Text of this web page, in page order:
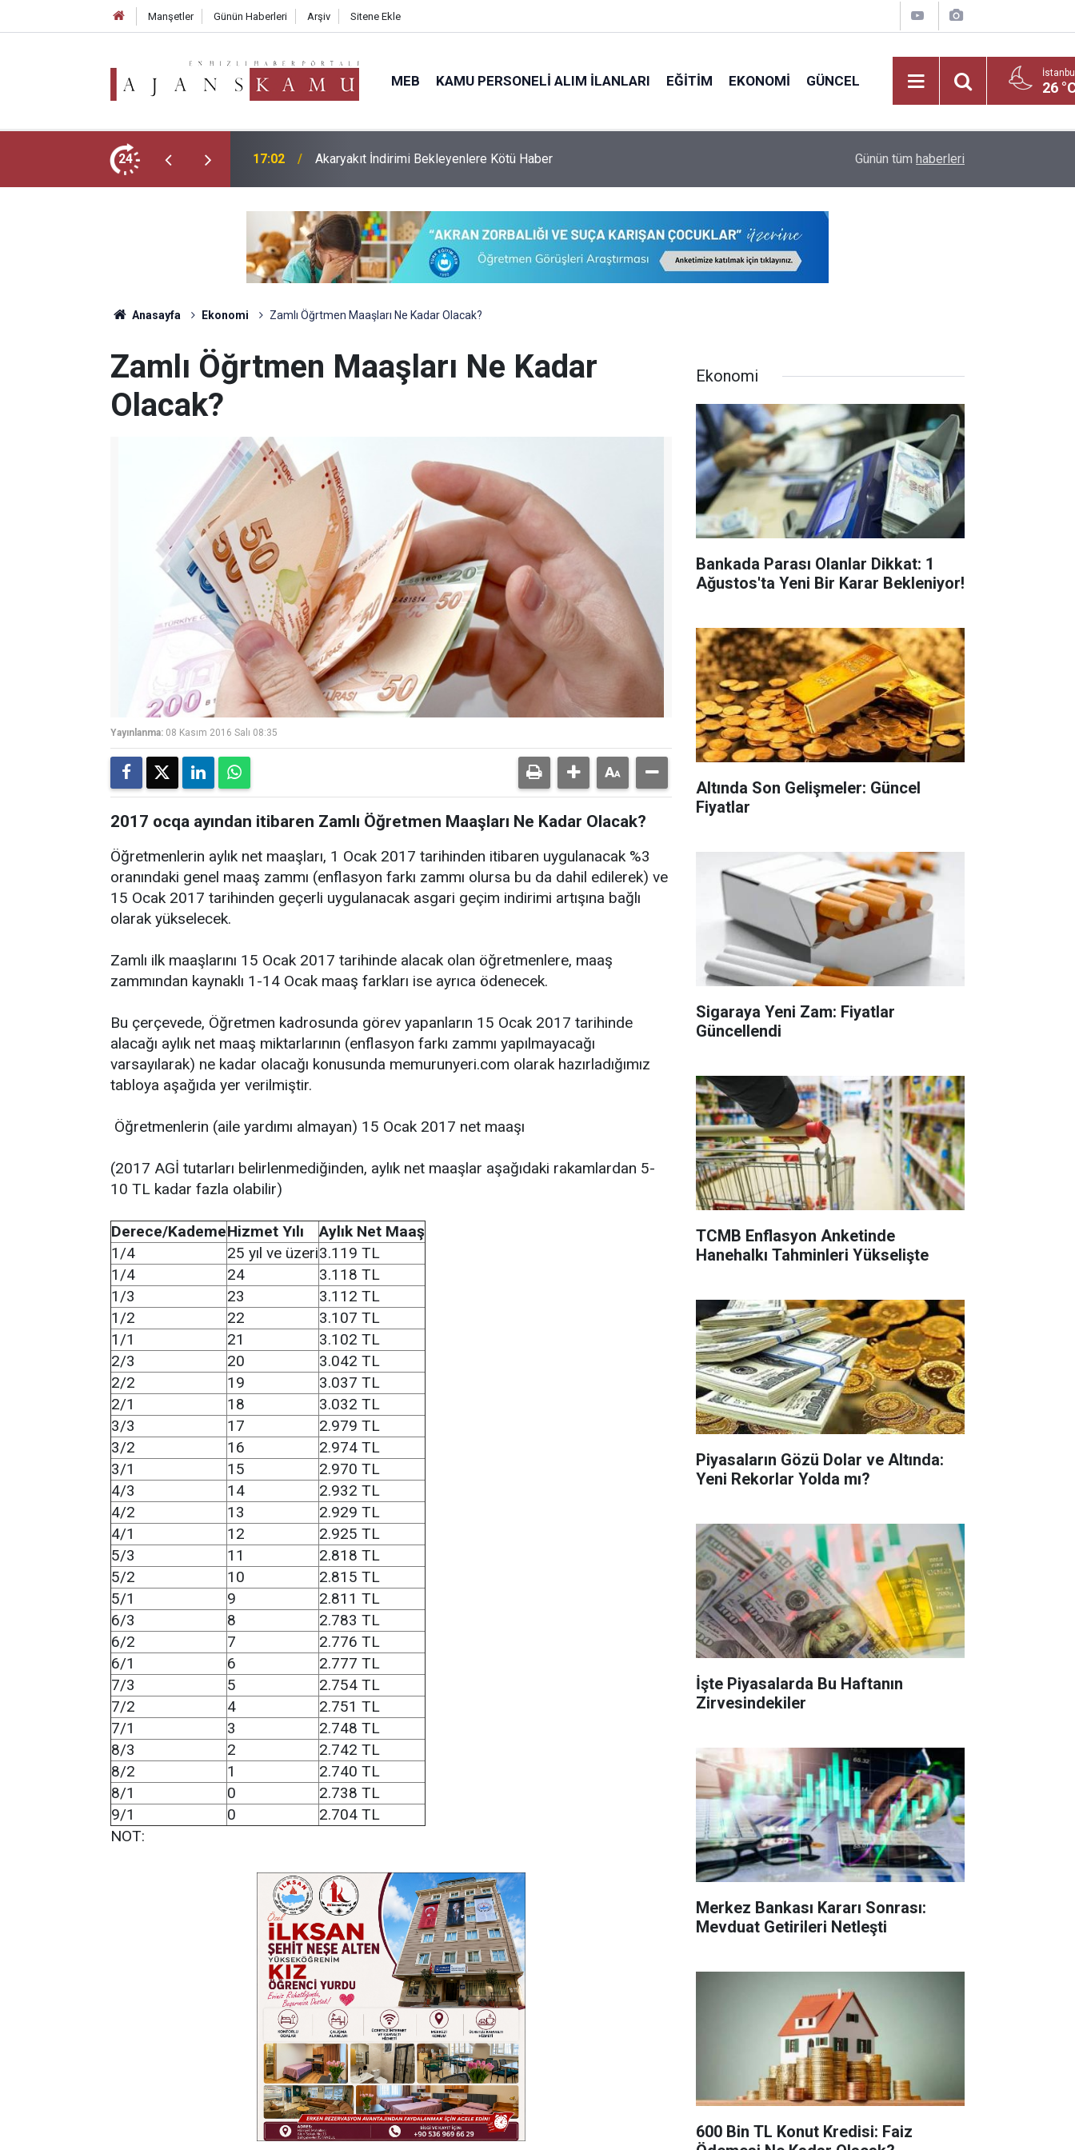
Manşetler Günün Haberleri Arşiv Sitene Ekle
MEB KAMU PERSONELI ALIM İLANLARI EĞITIM EKONOMI GÜNCEL 26
24 15:58 Motorine İndirim Gelecek, İndirim Tutarları Açıklandı İlkokul ve Ortaokullarda Nakil Dönemi Başladı:
Günün tüm haberleri
Anasayfa Ekonomi Zamlı Öğrtmen Maaşları Ne Kadar Olacak?
Zamlı Öğrtmen Maaşları Ne Kadar
Olacak?
Yayınlanma: 08 Kasım 2016 Salı 08:35
2017 ocqa ayından itibaren Zamlı Öğretmen Maaşları Ne Kadar Olacak?
Öğretmenlerin aylık net maaşları, 1 Ocak 2017 tarihinden itibaren uygulanacak %3
oranındaki genel maaş zammı (enflasyon farkı zammı olursa bu da dahil edilerek) ve
15 Ocak 2017 tarihinden geçerli uygulanacak asgari geçim indirimi artışına bağlı
olarak yükselecek.
Zamlı ilk maaşlarını 15 Ocak 2017 tarihinde alacak olan öğretmenlere, maaş
zammından kaynaklı 1-14 Ocak maaş farkları ise ayrıca ödenecek.
Bu çerçevede, Öğretmen kadrosunda görev yapanların 15 Ocak 2017 tarihinde
alacağı aylık net maaş miktarlarının (enflasyon farkı zammı yapılmayacağı
varsayılarak) ne kadar olacağı konusunda memurunyeri.com olarak hazırladığımız
tabloya aşağıda yer verilmiştir.
Öğretmenlerin (aile yardımı almayan) 15 Ocak 2017 net maaşı
(2017 AGİ tutarları belirlenmediğinden, aylık net maaşlar aşağıdaki rakamlardan 5-
10 TL kadar fazla olabilir)
Derece/KademeHizmet Yılı
Aylık Net Maaş
1/4
25 yıl ve üzeri3.119 TL
1/4
24
3.118 TL
1/3
23
3.112 TL
1/2
22
3.107 TL
1/1
21
3.102 TL
2/3
20
3.042 TL
2/2
19
3.037 TL
2/1
18
3.032 TL
3/3
17
2.979 TL
3/2
16
2.974 TL
3/1
15
2.970 TL
4/3
14
2.932 TL
4/2
13
2.929 TL
4/1
12
2.925 TL
5/3
11
2.818 TL
5/2
10
2.815 TL
5/1
9
2.811 TL
6/3
8
2.783 TL
6/2
7
2.776 TL
6/1
6
2.777 TL
7/3
5
2.754 TL
7/2
4
2.751 TL
7/1
3
2.748 TL
8/3
2
2.742 TL
8/2
1
2.740 TL
8/1
0
2.738 TL
9/1
0
2.704 TL
NOT:
Ekonomi
Bankada Parası Olanlar Dikkat: 1
Ağustos'ta Yeni Bir Karar Bekleniyor!
Altında Son Gelişmeler: Güncel
Fiyatlar
Sigaraya Yeni Zam: Fiyatlar
Güncellendi
TCMB Enflasyon Anketinde
Hanehalkı Tahminleri Yükselişte
Piyasaların Gözü Dolar ve Altında:
Yeni Rekorlar Yolda mı?
İşte Piyasalarda Bu Haftanın
Zirvesindekiler
Merkez Bankası Kararı Sonrası:
Mevduat Getirileri Netleşti
600 Bin TL Konut Kredisi: Faiz